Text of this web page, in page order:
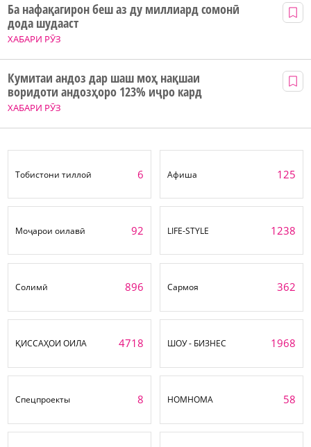
ХАБАРИ РӮЗ
Ба нафақагирон беш аз ду миллиард сомонӣ
дода шудааст
ХАБАРИ РӮЗ
Кумитаи андоз дар шаш моҳ нақшаи
воридоти андозҳоро 123% иҷро кард
Тобистони тиллоӣ 6 Афиша 125
Моҷарои оилавӣ 92 LIFE-STYLE 1238
Солимӣ 896 Сармоя 362
ҚИССАҲОИ ОИЛА 4718 ШОУ - БИЗНЕС 1968
Спецпроекты 8 НОМНОМА 58